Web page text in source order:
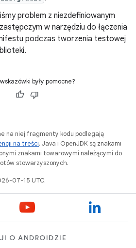
problem z niezdefiniowanym
w narzędziu do łączenia
podczas tworzenia testowej
były pomocne?
na niej fragmenty kodu podlegają
na treści. Java i OpenJDK są znakami
znakami towarowymi należącymi do
stowarzyszonych.
07-15 UTC.
O ANDROIDZIE